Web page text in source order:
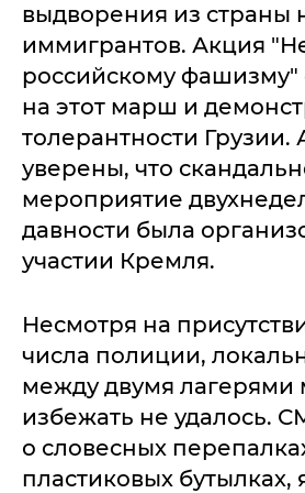
выдворения из страны
иммигрантов. Акция
российскому фашизму"
на этот марш и
толерантности Грузии.
уверены, что
мероприятие
давности была
участии Кремля.
Несмотря на
числа полиции,
между двумя
избежать не удалось.
о словесных
пластиковых бутылках,